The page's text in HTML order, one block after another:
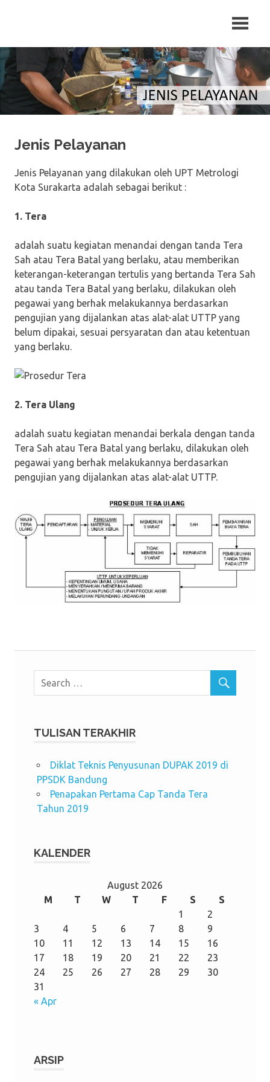
Jenis Pelayanan
Jenis Pelayanan yang dilakukan oleh UPT Metrologi
Kota Surakarta adalah sebagai berikut :
1. Tera
adalah suatu kegiatan menandai dengan tanda Tera
Sah atau Tera Batal yang berlaku, atau memberikan
keterangan-keterangan tertulis yang bertanda Tera Sah
atau tanda Tera Batal yang berlaku, dilakukan oleh
pegawai yang berhak melakukannya berdasarkan
pengujian yang dijalankan atas alat-alat UTTP yang
belum dipakai, sesuai persyaratan dan atau ketentuan
yang berlaku.
2. Tera Ulang
adalah suatu kegiatan menandai berkala dengan tanda
Tera Sah atau Tera Batal yang berlaku, dilakukan oleh
pegawai yang berhak melakukannya berdasarkan
pengujian yang dijalankan atas alat-alat UTTP.
TULISAN TERAKHIR
Diklat Teknis Penyusunan DUPAK 2019 di
PPSDK Bandung
Penapakan Pertama Cap Tanda Tera
Tahun 2019
KALENDER
August 2026
M
T W T F S S
« Apr
1
2
3
4 5 6 7 8
9
10
11 12 13 14 15
16
17
18 19 20 21 22
23
24
25 26 27 28 29
30
31
ARSIP